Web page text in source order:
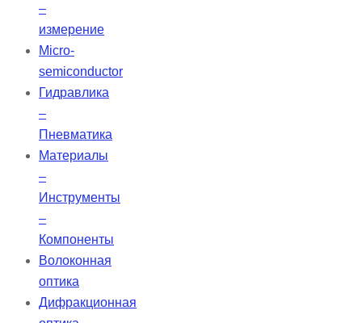
–
измерение
Micro-
semiconductor
Гидравлика
–
Пневматика
Материалы
–
Инструменты
–
Компоненты
Волоконная
оптика
Дифракционная